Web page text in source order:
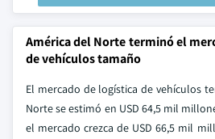
América del Norte terminó el
de vehículos tamaño
El mercado de logística de vehículos
Norte se estimó en USD 64,5 mil
el mercado crezca de USD 66,5 mil